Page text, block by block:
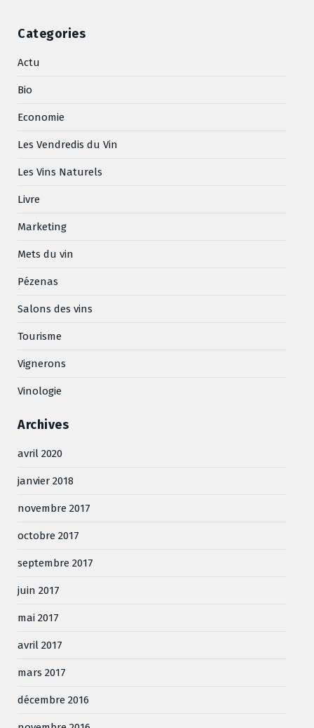
Categories
Actu
Bio
Economie
Les Vendredis du Vin
Les Vins Naturels
Livre
Marketing
Mets du vin
Pézenas
Salons des vins
Tourisme
Vignerons
Vinologie
Archives
avril 2020
janvier 2018
novembre 2017
octobre 2017
septembre 2017
juin 2017
mai 2017
avril 2017
mars 2017
décembre 2016